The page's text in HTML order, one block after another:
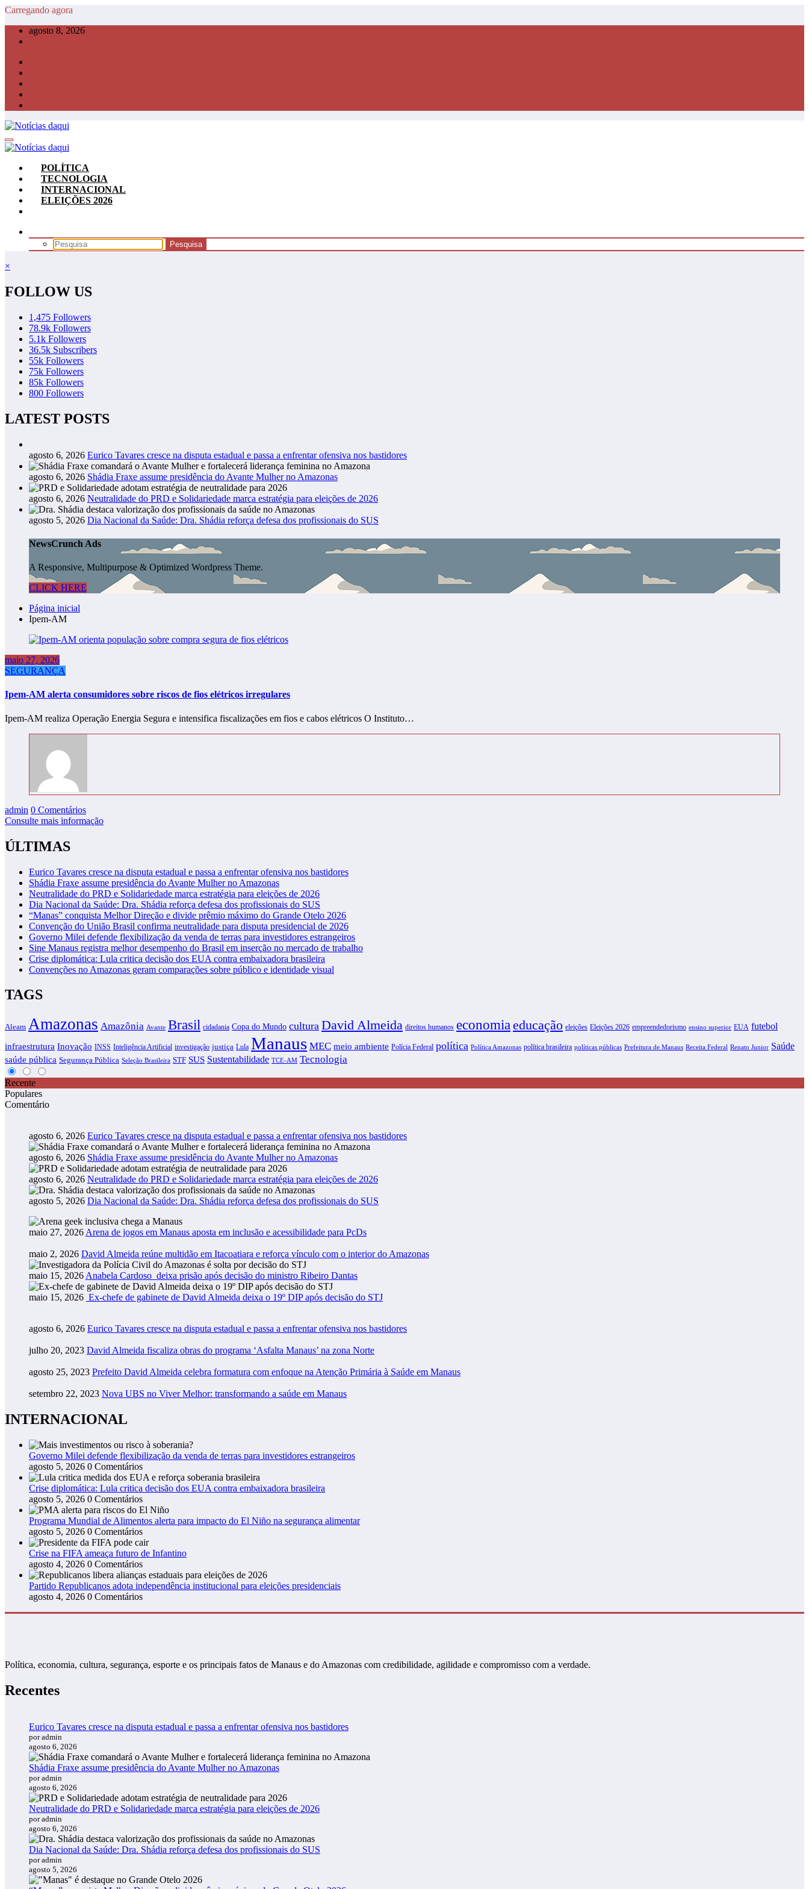
Pular
conteúdo
Carregando agora
agosto 8, 2026
POLÍTICA
TECNOLOGIA
INTERNACIONAL
ELEIÇÕES 2026
×
FOLLOW US
1,475 Followers
78.9k Followers
5.1k Followers
36.5k Subscribers
55k Followers
75k Followers
85k Followers
800 Followers
LATEST POSTS
agosto 6, 2026 Eurico Tavares cresce na disputa estadual e passa a enfrentar ofensiva nos bastidores
agosto 6, 2026 Shádia Fraxe assume presidência do Avante Mulher no Amazonas
agosto 6, 2026 Neutralidade do PRD e Solidariedade marca estratégia para eleições de 2026
agosto 5, 2026 Dia Nacional da Saúde: Dra. Shádia reforça defesa dos profissionais do SUS
NewsCrunch Ads
A Responsive, Multipurpose & Optimized Wordpress Theme.
CLICK HERE
Página inicial
Ipem-AM
maio 27, 2026
SEGURANÇA
Ipem-AM alerta consumidores sobre riscos de fios elétricos irregulares
Ipem-AM realiza Operação Energia Segura e intensifica fiscalizações em fios e cabos elétricos O Instituto…
admin 0 Comentários
Consulte mais informação
ÚLTIMAS
Eurico Tavares cresce na disputa estadual e passa a enfrentar ofensiva nos bastidores
Shádia Fraxe assume presidência do Avante Mulher no Amazonas
Neutralidade do PRD e Solidariedade marca estratégia para eleições de 2026
Dia Nacional da Saúde: Dra. Shádia reforça defesa dos profissionais do SUS
“Manas” conquista Melhor Direção e divide prêmio máximo do Grande Otelo 2026
Convenção do União Brasil confirma neutralidade para disputa presidencial de 2026
Governo Milei defende flexibilização da venda de terras para investidores estrangeiros
Sine Manaus registra melhor desempenho do Brasil em inserção no mercado de trabalho
Crise diplomática: Lula critica decisão dos EUA contra embaixadora brasileira
Convenções no Amazonas geram comparações sobre público e identidade visual
TAGS
Aleam Amazonas Amazônia Avante Brasil cidadania Copa do Mundo cultura David Almeida direitos humanos economiaeducação eleições Eleições 2026 empreendedorismo ensino superior EUA futebol
infraestrutura Inovação INSS Inteligência Artificial investigação justiça Lula Manaus MEC meio ambiente Polícia Federal política Política Amazonas política brasileira políticas públicas Prefeitura de Manaus Receita Federal Renato Junior Saúde
saúde pública Segurança Pública Seleção Brasileira STF SUS Sustentabilidade TCE-AM Tecnologia
Recente
Populares
Comentário
agosto 6, 2026 Eurico Tavares cresce na disputa estadual e passa a enfrentar ofensiva nos bastidores
agosto 6, 2026 Shádia Fraxe assume presidência do Avante Mulher no Amazonas
agosto 6, 2026 Neutralidade do PRD e Solidariedade marca estratégia para eleições de 2026
agosto 5, 2026 Dia Nacional da Saúde: Dra. Shádia reforça defesa dos profissionais do SUS
maio 27, 2026 Arena de jogos em Manaus aposta em inclusão e acessibilidade para PcDs
maio 2, 2026 David Almeida reúne multidão em Itacoatiara e reforça vínculo com o interior do Amazonas
maio 15, 2026 Anabela Cardoso deixa prisão após decisão do ministro Ribeiro Dantas
maio 15, 2026 Ex-chefe de gabinete de David Almeida deixa o 19º DIP após decisão do STJ
agosto 6, 2026 Eurico Tavares cresce na disputa estadual e passa a enfrentar ofensiva nos bastidores
julho 20, 2023 David Almeida fiscaliza obras do programa ‘Asfalta Manaus’ na zona Norte
agosto 25, 2023 Prefeito David Almeida celebra formatura com enfoque na Atenção Primária à Saúde em Manaus
setembro 22, 2023 Nova UBS no Viver Melhor: transformando a saúde em Manaus
INTERNACIONAL
Governo Milei defende flexibilização da venda de terras para investidores estrangeiros
agosto 5, 2026 0 Comentários
Crise diplomática: Lula critica decisão dos EUA contra embaixadora brasileira
agosto 5, 2026 0 Comentários
Programa Mundial de Alimentos alerta para impacto do El Niño na segurança alimentar
agosto 5, 2026 0 Comentários
Crise na FIFA ameaça futuro de Infantino
agosto 4, 2026 0 Comentários
Partido Republicanos adota independência institucional para eleições presidenciais
agosto 4, 2026 0 Comentários
Política, economia, cultura, segurança, esporte e os principais fatos de Manaus e do Amazonas com credibilidade, agilidade e compromisso com a verdade.
Recentes
Eurico Tavares cresce na disputa estadual e passa a enfrentar ofensiva nos bastidores
por admin
agosto 6, 2026
Shádia Fraxe assume presidência do Avante Mulher no Amazonas
por admin
agosto 6, 2026
Neutralidade do PRD e Solidariedade marca estratégia para eleições de 2026
por admin
agosto 6, 2026
Dia Nacional da Saúde: Dra. Shádia reforça defesa dos profissionais do SUS
por admin
agosto 5, 2026